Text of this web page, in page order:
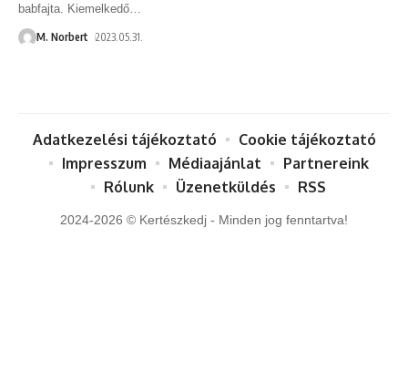
babfajta. Kiemelkedő
M. Norbert 2023.05.31.
2024-2026 © Kertészkedj - Minden jog fenntartva!
Adatkezelési tájékoztató
Cookie tájékoztató
Impresszum
Médiaajánlat
Partnereink
Rólunk
Üzenetküldés RSS